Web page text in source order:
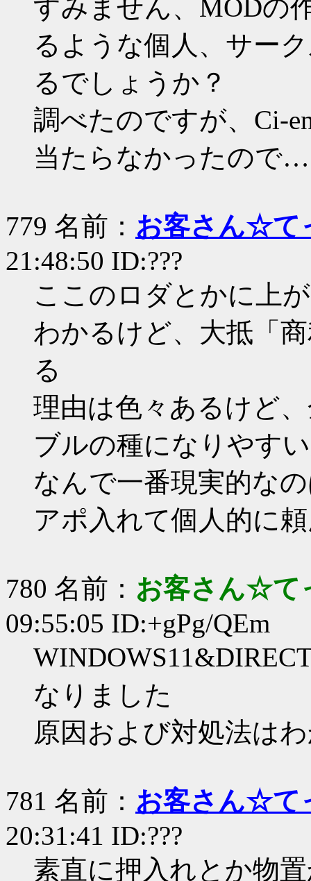
すみません、MODの
るような個人、サー
るでしょうか？
調べたのですが、Ci-
当たらなかったので…
779 名前： お客さん☆て
21:48:50 ID:???
ここのロダとかに上
わかるけど、大抵「
る
理由は色々あるけど
ブルの種になりやす
なんで一番現実的な
アポ入れて個人的に
780 名前： お客さん☆て
09:55:05 ID:+gPg/QEm
なりました
原因および対処法は
781 名前： お客さん☆て
20:31:41 ID:???
素直に押入れとか物